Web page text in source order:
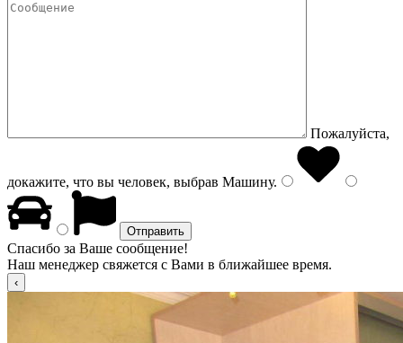
Пожалуйста,
докажите, что вы человек, выбрав Машину.
Спасибо за Ваше сообщение!
Наш менеджер свяжется с Вами в ближайшее время.